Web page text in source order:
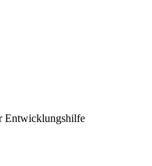
Entwicklungshilfe